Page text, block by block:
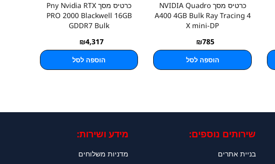
כרטיס מסך NVIDIA Quadro
A400 4GB Bulk Ray Tracing 4
X mini-DP
₪785
הוספה לסל
כרטיס מסך Pny Nvidia RTX
PRO 2000 Blackwell 16GB
GDDR7 Bulk
₪4,317
הוספה לסל
שירותים נוספים:
בניית אתרים
מידע ושירות:
מדניות משלוחים